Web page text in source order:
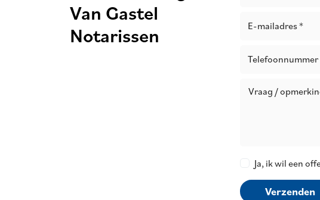
Van Gastel
Notarissen
E-mailadres *
Telefoonnummer
Vraag / opmerking
Ja, ik wil een
Verzenden